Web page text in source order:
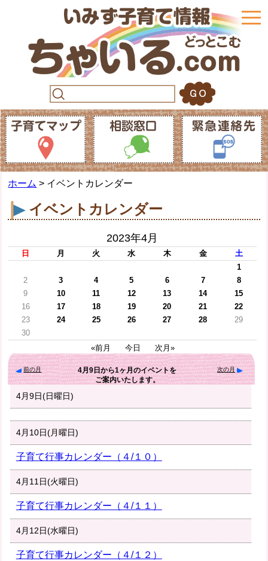
ホーム > イベントカレンダー
イベントカレンダー
2023年4月
日 月 火 水 木 金
土
1
2
3 4 5 6 7
8
9
10 11 12 13 14
15
16
17 18 19 20 21
22
23
24 25 26 27 28
29
30
«前月
今日 次月»
前の月 4月9日から1ヶ月のイベントを
ご案内いたします。
次の月
4月9日(日曜日)
4月10日(月曜日)
子育て行事カレンダー（４/１０）
4月11日(火曜日)
子育て行事カレンダー（４/１１）
4月12日(水曜日)
子育て行事カレンダー（４/１２）